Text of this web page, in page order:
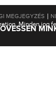
MEGJEGYZÉS |
Minden jog